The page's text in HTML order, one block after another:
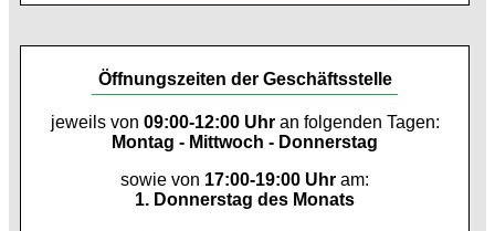
Öffnungszeiten der Geschäftsstelle
jeweils von 09:00-12:00 Uhran folgenden Tagen:
Montag - Mittwoch - Donnerstag
sowie von 17:00-19:00 Uhr am:
1. Donnerstag des Monats